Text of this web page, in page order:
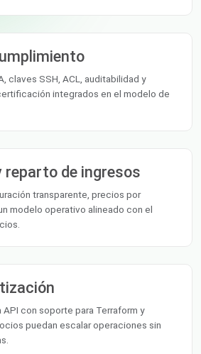
claves SSH, ACL, auditabilidad y
integrados en el modelo de
reparto de ingresos
transparente, precios por
modelo operativo alineado con el
API con soporte para Terraform y
puedan escalar operaciones sin